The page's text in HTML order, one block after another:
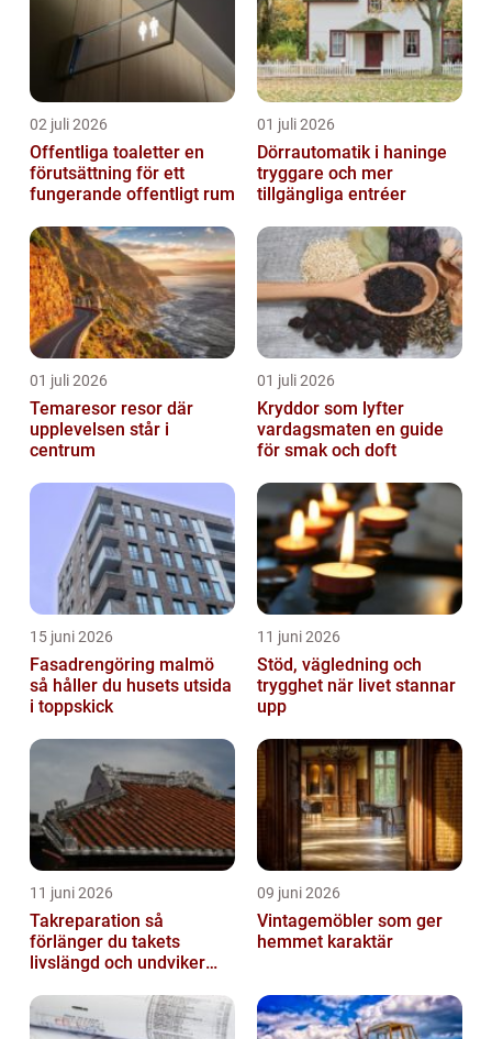
02 juli 2026
Offentliga toaletter en
förutsättning för ett
fungerande offentligt rum
01 juli 2026
Dörrautomatik i haninge
tryggare och mer
tillgängliga entréer
01 juli 2026
Temaresor resor där
upplevelsen står i
centrum
01 juli 2026
Kryddor som lyfter
vardagsmaten en guide
för smak och doft
15 juni 2026
Fasadrengöring malmö
så håller du husets utsida
i toppskick
11 juni 2026
Stöd, vägledning och
trygghet när livet stannar
upp
11 juni 2026
Takreparation så
förlänger du takets
livslängd och undviker
09 juni 2026
Vintagemöbler som ger
hemmet karaktär